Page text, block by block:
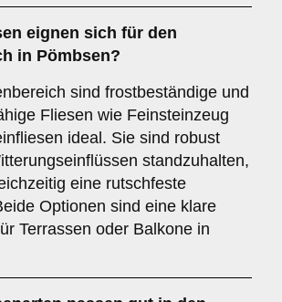
eignen sich für den
in Pömbsen?
sind frostbeständige und
Fliesen wie Feinsteinzeug
ideal. Sie sind robust
standzuhalten,
eine rutschfeste
Optionen sind eine klare
Terrassen oder Balkone in